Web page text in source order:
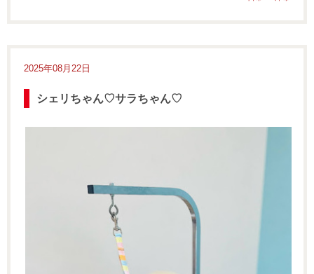
2025年08月22日
シェリちゃん♡サラちゃん♡